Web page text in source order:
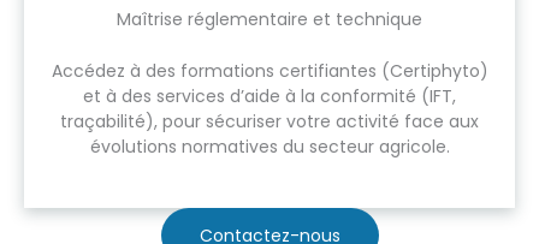
Maîtrise réglementaire et technique
Accédez à des formations certifiantes (Certiphyto)
et à des services d’aide à la conformité (IFT,
traçabilité), pour sécuriser votre activité face aux
évolutions normatives du secteur agricole.
Contactez-nous